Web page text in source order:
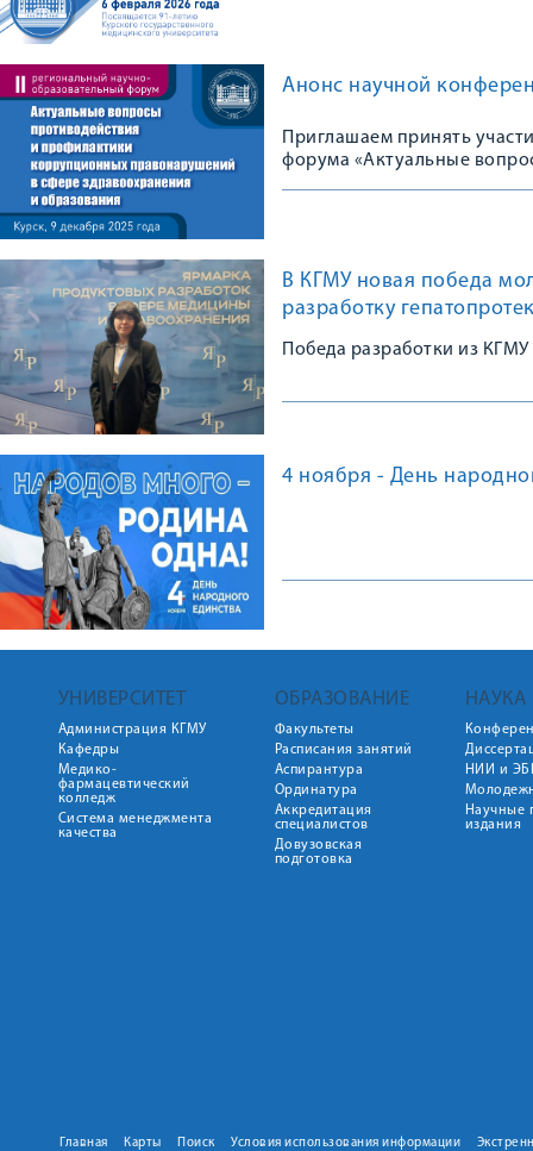
Анонс научной
Приглашаем принять
форума «Актуальные
В КГМУ новая победа
разработку
Победа разработки из
4 ноября - День
УНИВЕРСИТЕТ
Администрация КГМУ
Кафедры
Медико-
фармацевтический
колледж
Система менеджмента
качества
ОБРАЗОВАНИЕ
Факультеты
Расписания занятий
Аспирантура
Ординатура
Аккредитация
специалистов
Довузовская
подготовка
НАУКА
НИИ и
Научные
издания
Главная Карты Поиск Условия использования информации